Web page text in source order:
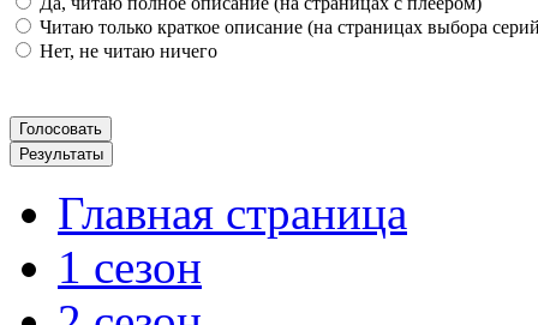
Читаю только краткое описание (на страницах выбора
Нет, не читаю ничего
Главная страница
1 сезон